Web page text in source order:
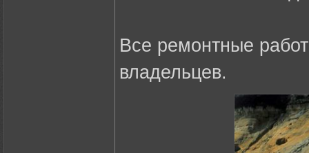
Все ремонтные
владельцев.